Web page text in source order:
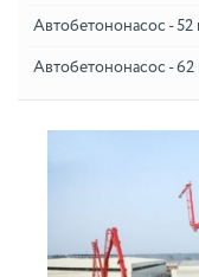
Автобетононасос - 52
Автобетононасос - 62